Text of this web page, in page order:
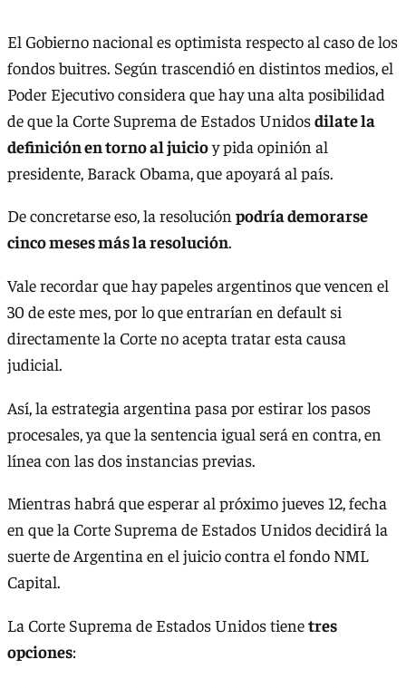
El Gobierno nacional es optimista respecto al caso de los
fondos buitres. Según trascendió en distintos medios, el
Poder Ejecutivo considera que hay una alta posibilidad
de que la Corte Suprema de Estados Unidosdilate la
definición en torno al juicioy pida opinión al
presidente, Barack Obama, que apoyará al país.
De concretarse eso, la resolución podría demorarse
cinco meses más la resolución.
Vale recordar que hay papeles argentinos que vencen el
30 de este mes, por lo que entrarían en default si
directamente la Corte no acepta tratar esta causa
judicial.
Así, la estrategia argentina pasa por estirar los pasos
procesales, ya que la sentencia igual será en contra, en
línea con las dos instancias previas.
Mientras habrá que esperar al próximo jueves 12, fecha
en que la Corte Suprema de Estados Unidos decidirá la
suerte de Argentina en el juicio contra el fondo NML
Capital.
La Corte Suprema de Estados Unidos tienetres
opciones: